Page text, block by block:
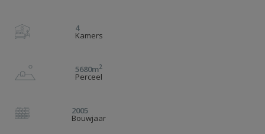
4
Kamers
5680m2
Perceel
2005
Bouwjaar